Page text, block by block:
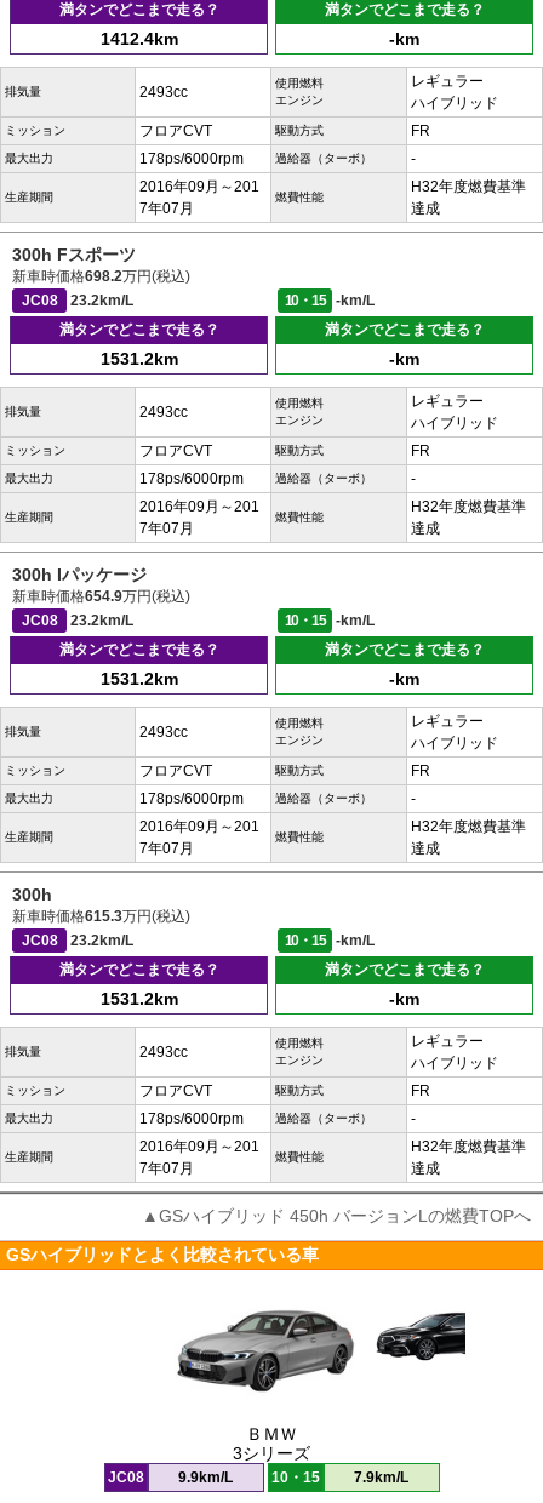
満タンでどこまで走る？
1412.4km
満タンでどこまで走る？
-km
排気量 2493cc
使用燃料
エンジン
レギュラー
ハイブリッド
ミッション フロアCVT 駆動方式 FR
最大出力 178ps/6000rpm 過給器（ターボ） -
生産期間
2016年09月～201
7年07月
燃費性能
H32年度燃費基準
達成
300h Fスポーツ
新車時価格698.2万円(税込)
JC08
23.2km/L 10・15
-km/L
満タンでどこまで走る？
1531.2km
満タンでどこまで走る？
-km
排気量 2493cc
使用燃料
エンジン
レギュラー
ハイブリッド
ミッション フロアCVT 駆動方式 FR
最大出力 178ps/6000rpm 過給器（ターボ） -
生産期間
2016年09月～201
7年07月
燃費性能
H32年度燃費基準
達成
300h Iパッケージ
新車時価格654.9万円(税込)
JC08
23.2km/L 10・15
-km/L
満タンでどこまで走る？
1531.2km
満タンでどこまで走る？
-km
排気量 2493cc
使用燃料
エンジン
レギュラー
ハイブリッド
ミッション フロアCVT 駆動方式 FR
最大出力 178ps/6000rpm 過給器（ターボ） -
生産期間
2016年09月～201
7年07月
燃費性能
H32年度燃費基準
達成
300h
新車時価格615.3万円(税込)
JC08
23.2km/L 10・15
-km/L
満タンでどこまで走る？
1531.2km
満タンでどこまで走る？
-km
排気量 2493cc
使用燃料
エンジン
レギュラー
ハイブリッド
ミッション フロアCVT 駆動方式 FR
最大出力 178ps/6000rpm 過給器（ターボ） -
生産期間
2016年09月～201
7年07月
燃費性能
H32年度燃費基準
達成
▲GSハイブリッド 450h バージョンLの燃費TOPへ
GSハイブリッドとよく比較されている車
ＢＭＷ
3シリーズ
JC08 9.9km/L 10・15 7.9km/L